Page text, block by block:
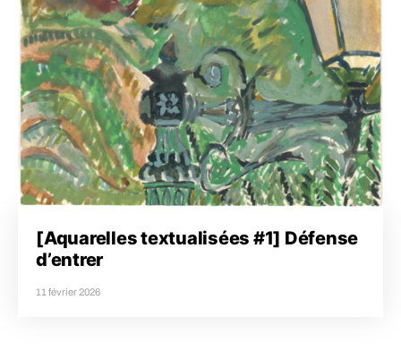
[Aquarelles textualisées #1] Défense
d’entrer
11 février 2026